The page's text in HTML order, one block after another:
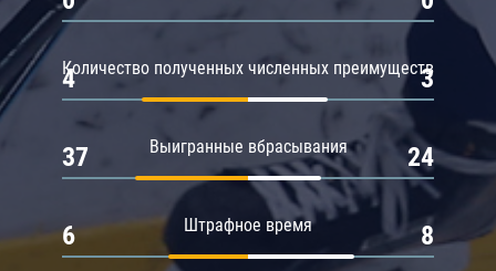
Количество полученных численных преимуществ
4 3
Выигранные вбрасывания
37 24
Штрафное время
6 8